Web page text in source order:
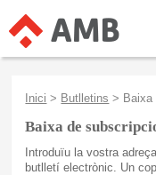
Inici > Butlletins > Baixa
Baixa de
Introduïu la vostra
butlletí electrònic. Un